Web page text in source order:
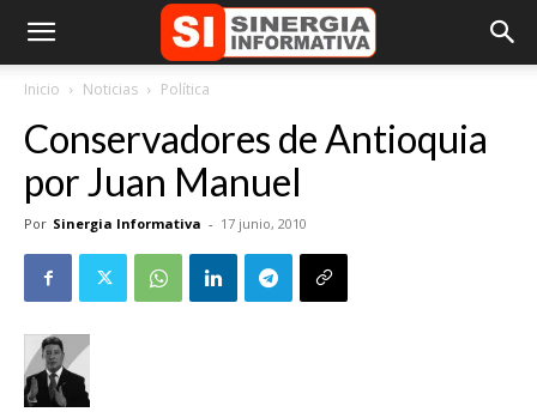
Inicio Noticias Política
Conservadores de Antioquia
por Juan Manuel
Por Sinergia Informativa - 17 junio, 2010